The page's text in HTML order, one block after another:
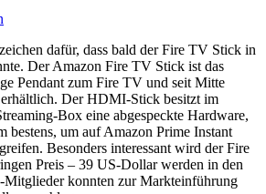
dafür, dass bald der Fire TV Stick in
Der Amazon Fire TV Stick ist das
Pendant zum Fire TV und seit Mitte
Der HDMI-Stick besitzt im
Box eine abgespeckte Hardware,
bestens, um auf Amazon Prime Instant
Besonders interessant wird der Fire
Preis – 39 US-Dollar werden in den
Mitglieder konnten zur Markteinführung